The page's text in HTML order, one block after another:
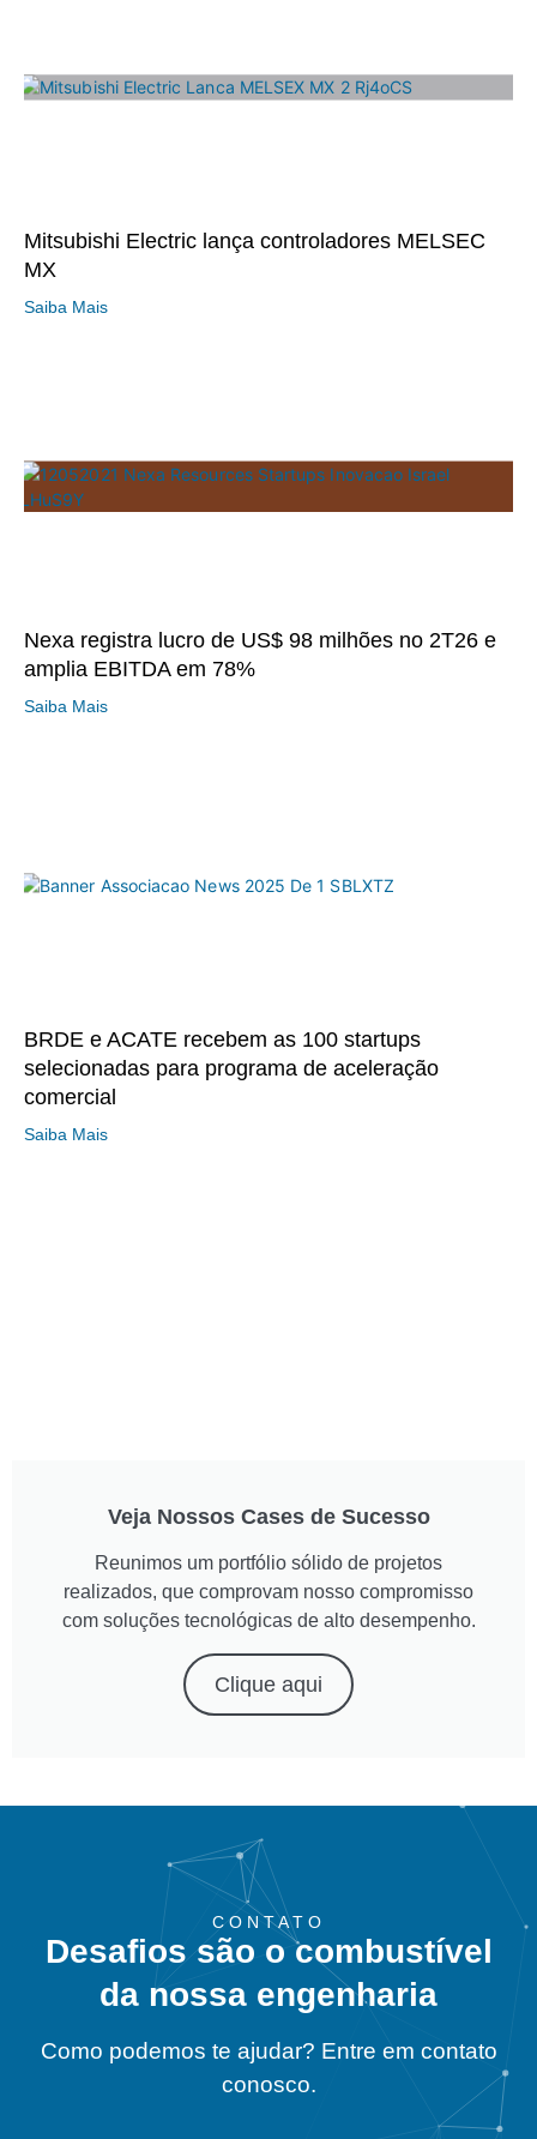
Mitsubishi Electric lança controladores MELSEC
MX
Saiba Mais
Nexa registra lucro de US$ 98 milhões no 2T26 e
amplia EBITDA em 78%
Saiba Mais
BRDE e ACATE recebem as 100 startups
selecionadas para programa de aceleração
comercial
Saiba Mais
Veja Nossos Cases de Sucesso
Reunimos um portfólio sólido de projetos
realizados, que comprovam nosso compromisso
com soluções tecnológicas de alto desempenho.
Clique aqui
CONTATO
Desafios são o combustível
da nossa engenharia
Como podemos te ajudar? Entre em contato
conosco.